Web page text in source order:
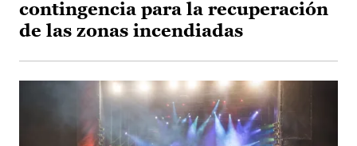
contingencia para la recuperación
de las zonas incendiadas